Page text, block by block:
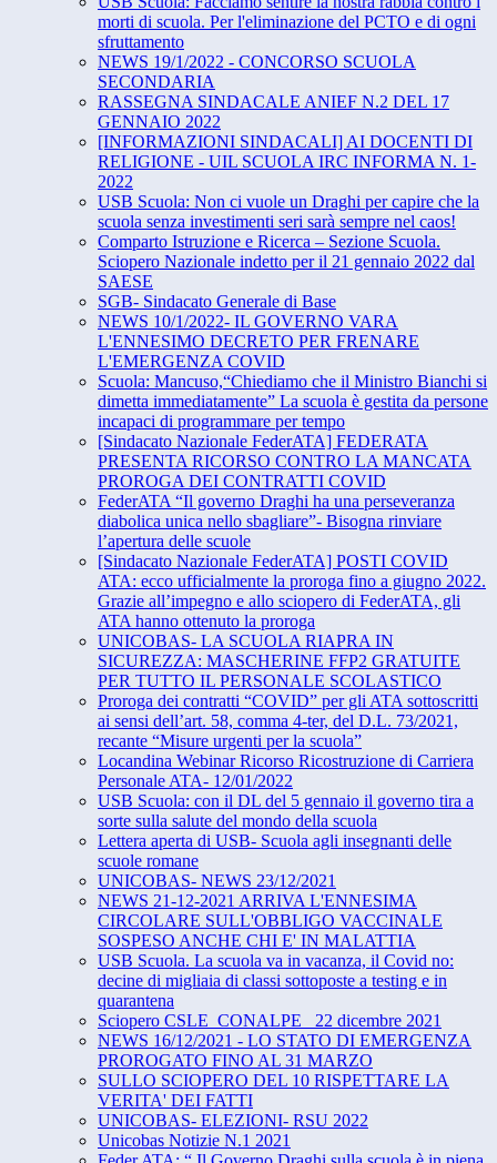
morti di scuola. Per l'eliminazione del PCTO e di ogni
sfruttamento
NEWS 19/1/2022 - CONCORSO SCUOLA
SECONDARIA
RASSEGNA SINDACALE ANIEF N.2 DEL 17
GENNAIO 2022
[INFORMAZIONI SINDACALI] AI DOCENTI DI
RELIGIONE - UIL SCUOLA IRC INFORMA N. 1-
2022
USB Scuola: Non ci vuole un Draghi per capire che la
scuola senza investimenti seri sarà sempre nel caos!
Comparto Istruzione e Ricerca – Sezione Scuola.
Sciopero Nazionale indetto per il 21 gennaio 2022 dal
SAESE
SGB- Sindacato Generale di Base
NEWS 10/1/2022- IL GOVERNO VARA
L'ENNESIMO DECRETO PER FRENARE
L'EMERGENZA COVID
Scuola: Mancuso,“Chiediamo che il Ministro Bianchi si
dimetta immediatamente” La scuola è gestita da persone
incapaci di programmare per tempo
[Sindacato Nazionale FederATA] FEDERATA
PRESENTA RICORSO CONTRO LA MANCATA
PROROGA DEI CONTRATTI COVID
FederATA “Il governo Draghi ha una perseveranza
diabolica unica nello sbagliare”- Bisogna rinviare
l’apertura delle scuole
[Sindacato Nazionale FederATA] POSTI COVID
ATA: ecco ufficialmente la proroga fino a giugno 2022.
Grazie all’impegno e allo sciopero di FederATA, gli
ATA hanno ottenuto la proroga
UNICOBAS- LA SCUOLA RIAPRA IN
SICUREZZA: MASCHERINE FFP2 GRATUITE
PER TUTTO IL PERSONALE SCOLASTICO
Proroga dei contratti “COVID” per gli ATA sottoscritti
ai sensi dell’art. 58, comma 4-ter, del D.L. 73/2021,
recante “Misure urgenti per la scuola”
Locandina Webinar Ricorso Ricostruzione di Carriera
Personale ATA- 12/01/2022
USB Scuola: con il DL del 5 gennaio il governo tira a
sorte sulla salute del mondo della scuola
Lettera aperta di USB- Scuola agli insegnanti delle
scuole romane
UNICOBAS- NEWS 23/12/2021
NEWS 21-12-2021 ARRIVA L'ENNESIMA
CIRCOLARE SULL'OBBLIGO VACCINALE
SOSPESO ANCHE CHI E' IN MALATTIA
USB Scuola. La scuola va in vacanza, il Covid no:
decine di migliaia di classi sottoposte a testing e in
quarantena
Sciopero CSLE_CONALPE_ 22 dicembre 2021
NEWS 16/12/2021 - LO STATO DI EMERGENZA
PROROGATO FINO AL 31 MARZO
SULLO SCIOPERO DEL 10 RISPETTARE LA
VERITA' DEI FATTI
UNICOBAS- ELEZIONI- RSU 2022
Unicobas Notizie N.1 2021